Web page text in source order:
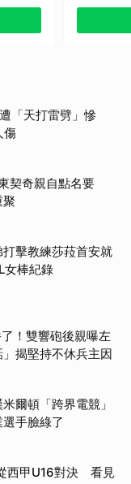
「天打雷劈」慘
傷
契奇親自點名要
擊教練莎菈首安就
女棒紀錄
！雙響砲後親曝左
揭堅持不休兵主因
爾頓「跨界電競」
手臉綠了
西甲U16對決 看見